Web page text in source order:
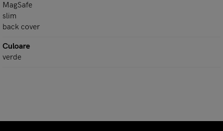
MagSafe
slim
back cover
Culoare
verde